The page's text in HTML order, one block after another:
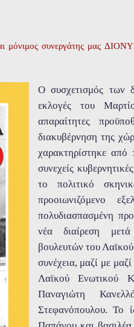
και μόνιμος συνεργάτης
O συσχετισμός των
εκλογές του
απαραίτητες
διακυβέρνηση της
χαρακτηρίστηκε
συνεχείς
το πολιτικό
προοιωνιζόμενο
πολυδιασπασμένη
νέα διαίρεση
βουλευτών του
συνέχεια, μαζί με
Λαϊκού Ενωτικού
Παναγιώτη
Στεφανόπουλου. Το